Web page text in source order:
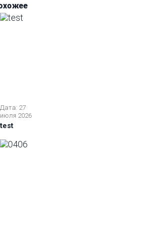
Дата: 27
июля 2026
test